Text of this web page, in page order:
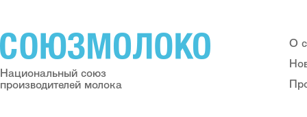
Национальный союз
производителей молока
О